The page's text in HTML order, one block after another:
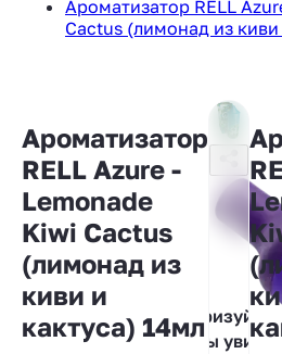
Ароматизатор RELL
Cactus (лимонад из киви
Ароматизатор
RELL Azure -
Lemonade
Kiwi Cactus
(лимонад из
киви и
кактуса) 14мл
чтобы